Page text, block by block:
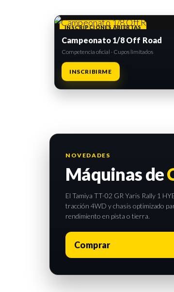
INSCRIPCIONES ABIERTAS
Campeonato 1/8 Off Road
Competencia oficial · Cupos limitados
INSCRIBIRME
NOVEDADES
Máquinas de
El Tamiya TT-02 GR Yaris Rally 1
tracción 4WD y chasis optimizado
rendimiento en pista o tierra.
Comprar